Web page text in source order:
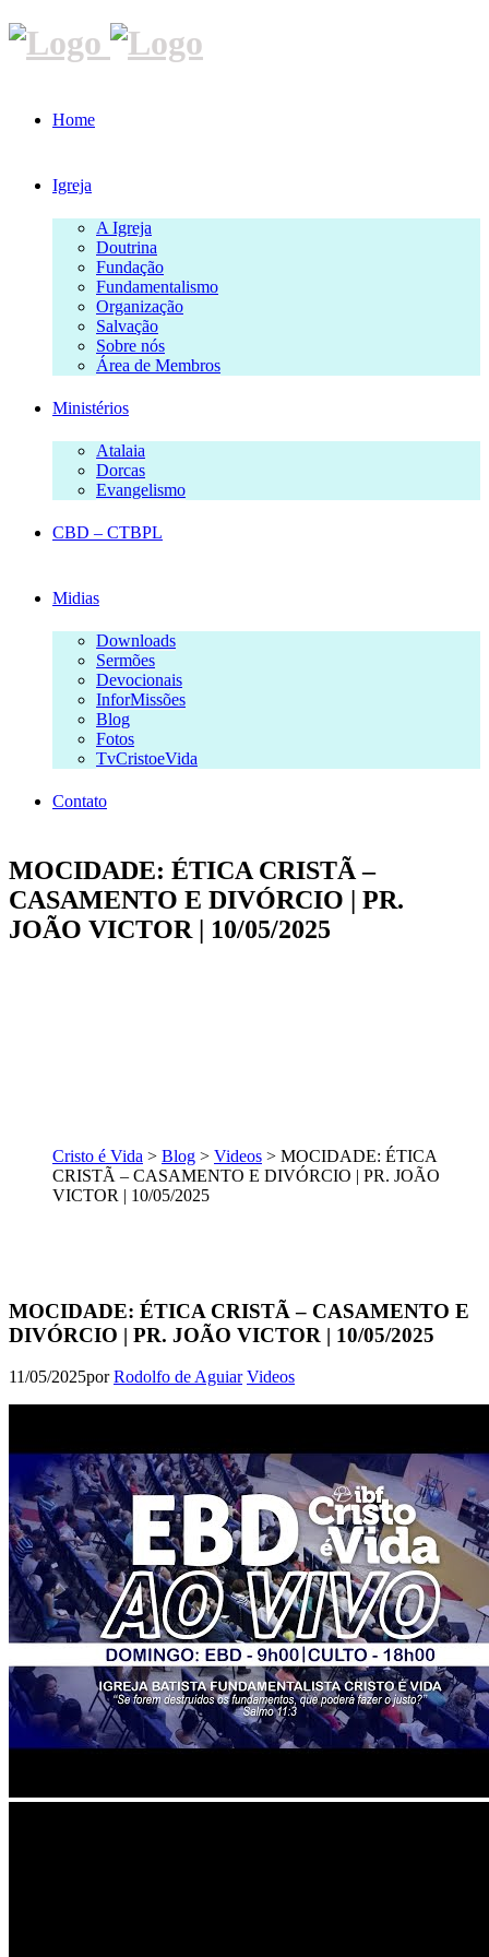
Home
Igreja
A Igreja
Doutrina
Fundação
Fundamentalismo
Organização
Salvação
Sobre nós
Área de Membros
Ministérios
Atalaia
Dorcas
Evangelismo
CBD – CTBPL
Midias
Downloads
Sermões
Devocionais
InforMissões
Blog
Fotos
TvCristoeVida
Contato
MOCIDADE: ÉTICA CRISTÃ –
CASAMENTO E DIVÓRCIO | PR.
JOÃO VICTOR | 10/05/2025
Cristo é Vida > Blog > Videos > MOCIDADE: ÉTICA
CRISTÃ – CASAMENTO E DIVÓRCIO | PR. JOÃO
VICTOR | 10/05/2025
MOCIDADE: ÉTICA CRISTÃ – CASAMENTO E
DIVÓRCIO | PR. JOÃO VICTOR | 10/05/2025
11/05/2025porRodolfo de Aguiar Videos